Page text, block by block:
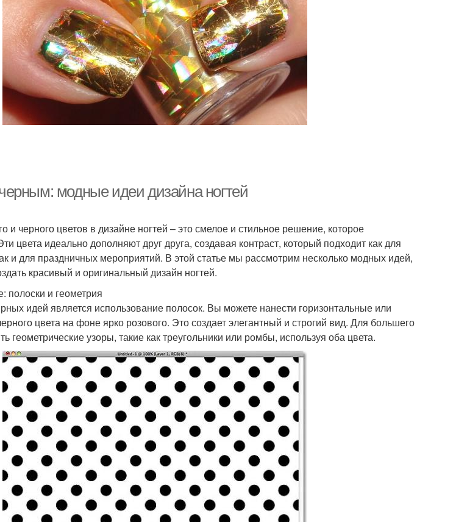
модные идеи дизайна ногтей
и черного цветов в дизайне ногтей – это смелое и стильное решение, которое
цвета идеально дополняют друг друга, создавая контраст, который подходит как для
и для праздничных мероприятий. В этой статье мы рассмотрим несколько модных идей,
красивый и оригинальный дизайн ногтей.
полоски и геометрия
идей является использование полосок. Вы можете нанести горизонтальные или
цвета на фоне ярко розового. Это создает элегантный и строгий вид. Для большего
геометрические узоры, такие как треугольники или ромбы, используя оба цвета.